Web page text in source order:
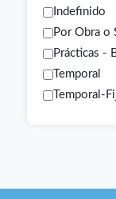
Indefinido
Por Obra o
Prácticas -
Temporal
Temporal-